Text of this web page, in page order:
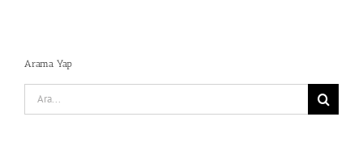
Arama Yap
Search
for: